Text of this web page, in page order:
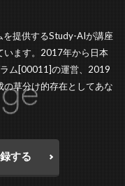
提供するStudy-AIが講座
います。2017年から日本
ム[00011]の運営、2019
草分け的存在としてあな
する